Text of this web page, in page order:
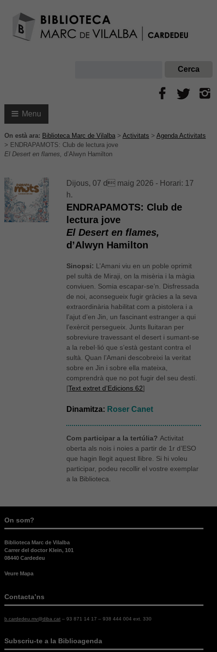
Menu
On està ara: Biblioteca Marc de Vilalba> Activitats > Agenda Activitats
> ENDRAPAMOTS: Club de lectura jove
El Desert en flames, d’Alwyn Hamilton
Dijous, 07 d maig 2026 - Horari: 17
h.
ENDRAPAMOTS: Club de
lectura jove
El Desert en flames,
d’Alwyn Hamilton
Sinopsi: L’Amani viu en un poble oprimit
pel sultà de Miraji, on la misèria i la màgia
conviuen. Somia escapar-se’n. Disfressada
de noi, aconsegueix fugir gràcies a la seva
extraordinària habilitat com a pistolera i a
l’ajut d’en Jin, un fascinant estranger a qui
l’exèrcit persegueix. Junts lluitaran per
sobreviure travessant el desert i sumant-se
a la rebel·lió que s’està gestant contra el
sultà. Quan l’Amani descobreixi la veritat
sobre en Jin i sobre ella mateixa,
comprendrà que no pot fugir del seu destí.
[Text extret d’Edicions 62]
Dinamitza: Roser Canet
Com participar a la tertúlia?Activitat
oberta als nois i noies a partir de 1r d’ESO
que hagin llegit aquest llibre. Si hi voleu
participar, podeu recollir el vostre exemplar
a la Biblioteca.
On som?
Biblioteca Marc de Vilalba
Carrer del doctor Klein, 101
08440 Cardedeu
Veure Mapa
Contacta’ns
b.cardedeu.mv@diba.cat– 93 871 14 17 – 938 444 004 ext. 330
Subscriu-te a la Biblioagenda